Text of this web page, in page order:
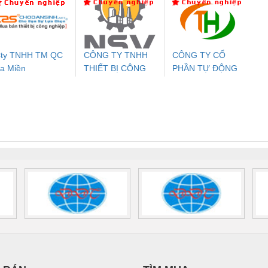
24UC/ESL4/3X1/1X2/B
- 2981059
Điện AC
Mô-đun Ắc Quy UPS
PROFIBUS/12MB -
2708863
Rơ Le An Toàn
Bộ
1K5
TNHH TM QC
Miền
CÔNG TY TNHH
THIẾT BỊ CÔNG
CÔNG TY CỔ
PHẦN TỰ ĐỘNG